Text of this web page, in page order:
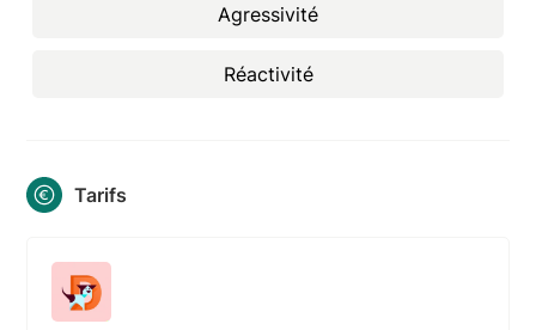
Agressivité
Réactivité
Tarifs